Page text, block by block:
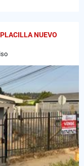
NUEVO